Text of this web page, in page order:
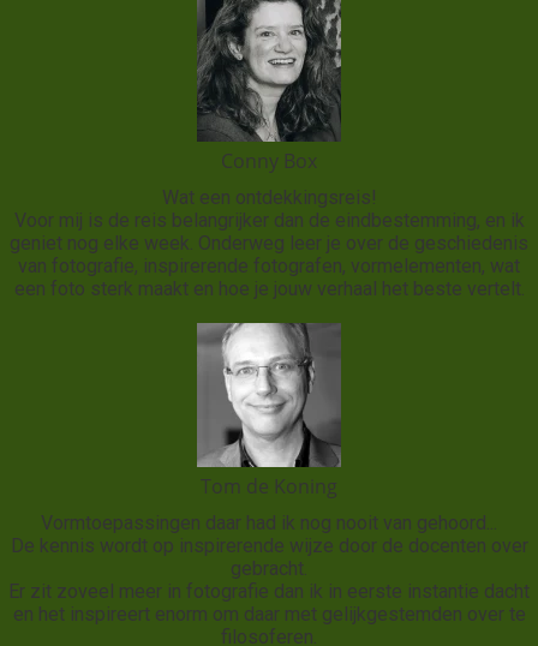
Conny Box
Wat een ontdekkingsreis!
Voor mij is de reis belangrijker dan de eindbestemming, en ik
geniet nog elke week. Onderweg leer je over de geschiedenis
van fotografie, inspirerende fotografen, vormelementen, wat
een foto sterk maakt en hoe je jouw verhaal het beste vertelt.
Tom de Koning
Vormtoepassingen daar had ik nog nooit van gehoord...
De kennis wordt op inspirerende wijze door de docenten over
gebracht.
Er zit zoveel meer in fotografie dan ik in eerste instantie dacht
en het inspireert enorm om daar met gelijkgestemden over te
filosoferen.